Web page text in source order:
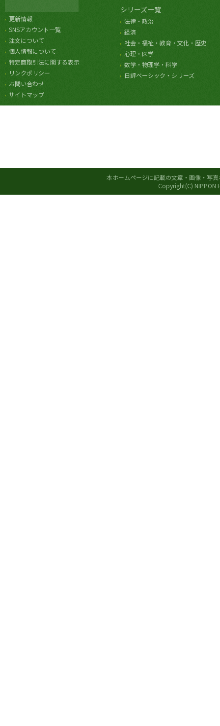
更新情報
SNSアカウント一覧
注文について
個人情報について
特定商取引法に関する表示
リンクポリシー
お問い合わせ
サイトマップ
シリーズ一覧
法律・政治
経済
社会・福祉・教育・文化・歴史
心理・医学
数学・物理学・科学
日評ベーシック・シリーズ
本ホームページに記載の文章・画像・写
Copyright(C) NIPPON